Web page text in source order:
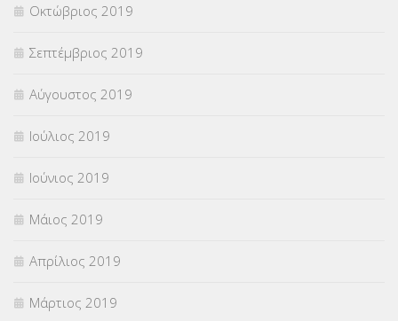
Οκτώβριος 2019
Σεπτέμβριος 2019
Αύγουστος 2019
Ιούλιος 2019
Ιούνιος 2019
Μάιος 2019
Απρίλιος 2019
Μάρτιος 2019